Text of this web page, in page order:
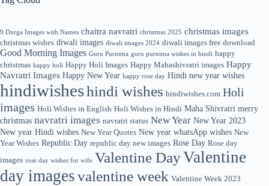
9 Durga Images with Names chaitra navratri christmas 2025 christmas images
christmas wishes diwali images diwali images 2024 diwali images free download
Good Morning Images Guru Purnima guru purnima wishes in hindi happy
christmas happy holi Happy Holi Images Happy Mahashivratri images Happy
Navratri Images Happy New Year happy rose day Hindi new year wishes
hindiwisheshindi wishes hindiwishes.com Holi
images Holi Wishes in English Holi Wishes in Hindi Maha Shivratri merry
christmas navratri images navratri status New Year New Year 2023
New year Hindi wishes New Year Quotes New year whatsApp wishes New
Year Wishes Republic Day republic day new images Rose Day Rose day
images rose day wishes for wife Valentine DayValentine
day imagesvalentine week Valentine Week 2023